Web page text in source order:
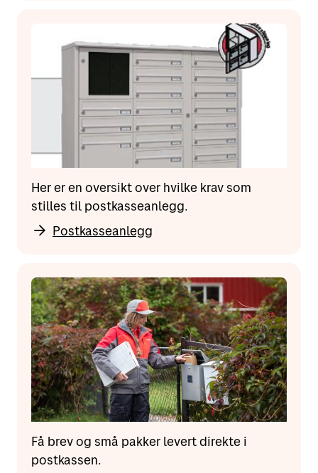
Her er en oversikt over hvilke krav som
stilles til postkasseanlegg.
Postkasseanlegg
Få brev og små pakker levert direkte i
postkassen.